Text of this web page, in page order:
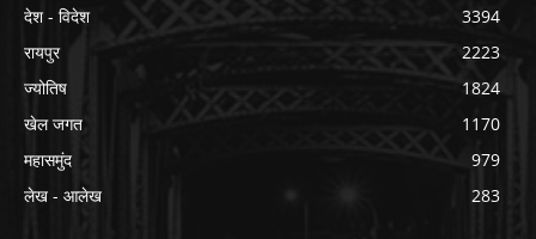
देश - विदेश
3394
रायपुर
2223
ज्योतिष
1824
खेल जगत
1170
महासमुंद
979
लेख - आलेख
283